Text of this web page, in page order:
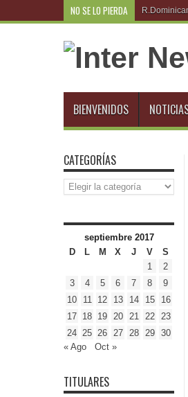
NO SE LO PIERDA
BIENVENIDOS
CATEGORÍAS
Categorías
septiembre 2017
D
L M X J V
S
1
2
3
4 5 6 7 8
9
10
11 12 13 14 15
16
17 18 19 20 21 22
23
24 25 26 27 28 29
30
« Ago
Oct »
TITULARES